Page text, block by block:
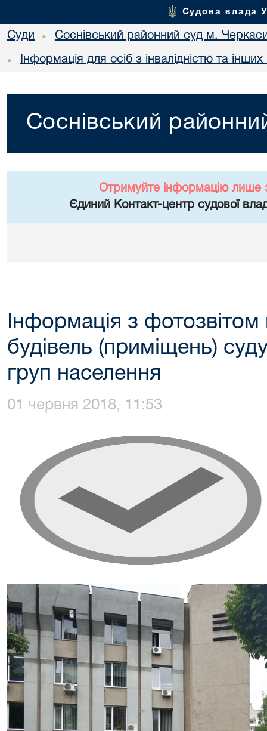
Судова влада
Суди • Соснівський районний суд м.
• Інформація для осіб з інвалідністю та
Соснівський
Отримуйте інформацію лише
Єдиний Контакт-центр судової
Інформація з
будівель (приміщень)
груп населення
01 червня 2018, 11:53